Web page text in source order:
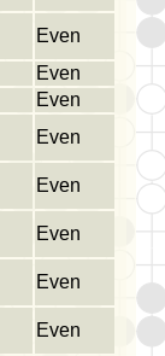
Even
Even
Even
Even
Even
Even
Even
Even